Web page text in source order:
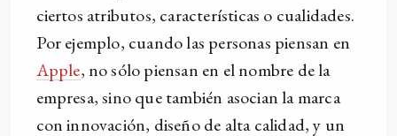
ciertos atributos, características o cualidades.
Por ejemplo, cuando las personas piensan en
Apple, no sólo piensan en el nombre de la
empresa, sino que también asocian la marca
con innovación, diseño de alta calidad, y un